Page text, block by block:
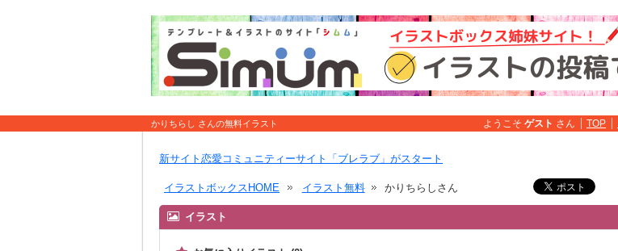
かりちらし さんの無料イラスト ようこそ ゲスト さん TOP
新サイト恋愛コミュニティーサイト「ブレラブ」がスタート
イラストボックスHOME イラスト無料 かりちらしさん
イラスト